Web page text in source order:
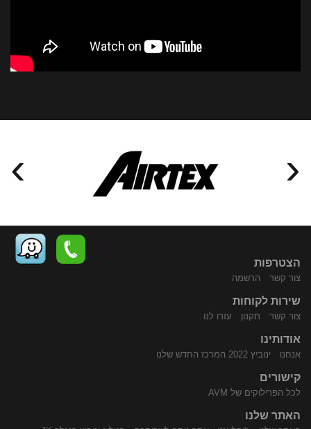
› ‹
הצטרפות
צור קשר הרשמה
שירות לקוחות
צור קשר תקנון עזרו לנו
אודותינו
אנחנו ינוביץ 2022 המרכז החדש שלנו
קישורים
לכל הפרילוקים של AVM
האתר שלנו